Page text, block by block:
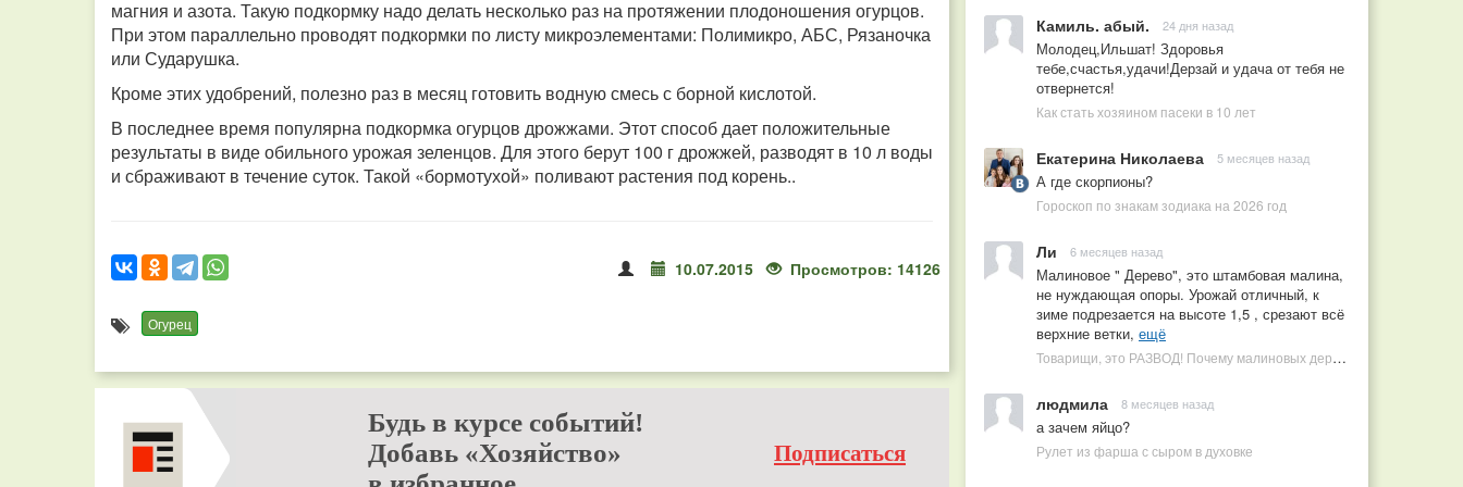
магния и азота. Такую подкормку надо делать несколько раз на протяжении плодоношения огурцов.
При этом параллельно проводят подкормки по листу микроэлементами: Полимикро, АБС, Рязаночка
или Сударушка.
Кроме этих удобрений, полезно раз в месяц готовить водную смесь с борной кислотой.
В последнее время популярна подкормка огурцов дрожжами. Этот способ дает положительные
результаты в виде обильного урожая зеленцов. Для этого берут 100 г дрожжей, разводят в 10 л воды
и сбраживают в течение суток. Такой «бормотухой» поливают растения под корень..
10.07.2015 Просмотров: 14126
Огурец
Будь в курсе событий!
Добавь «Хозяйство»
Подписаться
Камиль. абый. 24 дня назад
Молодец,Ильшат! Здоровья
тебе,счастья,удачи!Дерзай и удача от тебя не
отвернется!
Как стать хозяином пасеки в 10 лет
Екатерина Николаева 5 месяцев назад
А где скорпионы?
Гороскоп по знакам зодиака на 2026 год
Ли 6 месяцев назад
Малиновое " Дерево", это штамбовая малина,
не нуждающая опоры. Урожай отличный, к
зиме подрезается на высоте 1,5 , срезают всё
верхние ветки, ещё
Товарищи, это РАЗВОД! Почему малиновых деревьев не бывает, или Как ушлые продавцы наживаются на мечтах садоводов
людмила 8 месяцев назад
а зачем яйцо?
Рулет из фарша с сыром в духовке